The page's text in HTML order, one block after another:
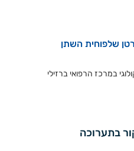
שלפוחית השתן
במרכז הרפואי ברזילי
בתערוכה